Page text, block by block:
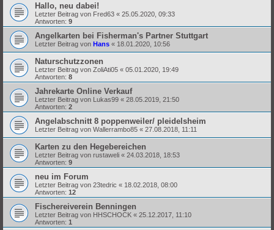
Hallo, neu dabei!
Letzter Beitrag von Fred63 « 25.05.2020, 09:33
Antworten: 9
Angelkarten bei Fisherman's Partner Stuttgart
Letzter Beitrag von Hans « 18.01.2020, 10:56
Naturschutzzonen
Letzter Beitrag von ZoliAti05 « 05.01.2020, 19:49
Antworten: 8
Jahrekarte Online Verkauf
Letzter Beitrag von Lukas99 « 28.05.2019, 21:50
Antworten: 2
Angelabschnitt 8 poppenweiler/ pleidelsheim
Letzter Beitrag von Wallerrambo85 « 27.08.2018, 11:11
Karten zu den Hegebereichen
Letzter Beitrag von rustaweli « 24.03.2018, 18:53
Antworten: 9
neu im Forum
Letzter Beitrag von 23tedric « 18.02.2018, 08:00
Antworten: 12
Fischereiverein Benningen
Letzter Beitrag von HHSCHOCK « 25.12.2017, 11:10
Antworten: 1